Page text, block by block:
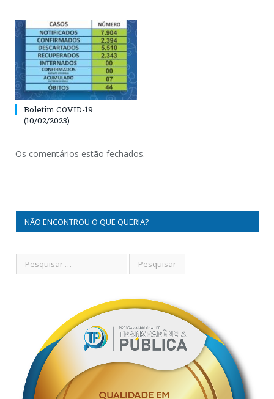
Boletim COVID-19
(10/02/2023)
Os comentários estão fechados.
NÃO ENCONTROU O QUE QUERIA?